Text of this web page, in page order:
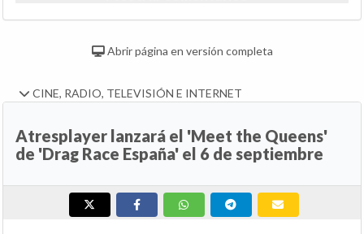
Abrir página en versión completa
CINE, RADIO, TELEVISIÓN E INTERNET
Atresplayer lanzará el 'Meet the Queens'
de 'Drag Race España' el 6 de septiembre